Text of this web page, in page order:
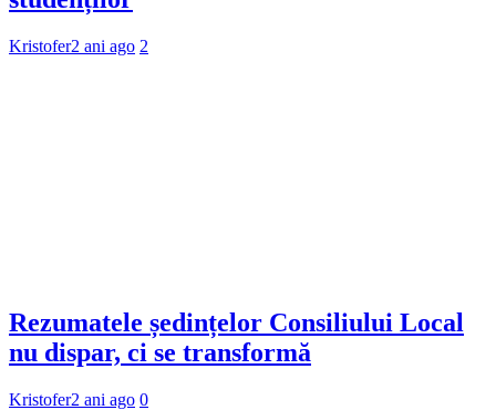
Kristofer2 ani ago 2
Rezumatele ședințelor Consiliului Local
nu dispar, ci se transformă
Kristofer2 ani ago 0